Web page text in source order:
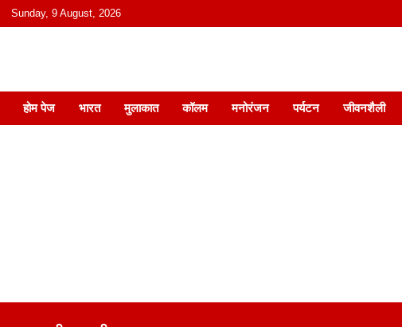
content
Sunday, 9 August, 2026
हिंदी में समाचार, विचार, ऑडियो, वीडियो और फ़ीचर.
होम पेज भारत मुलाकात कॉलम मनोरंजन पर्यटन जीवनशैली